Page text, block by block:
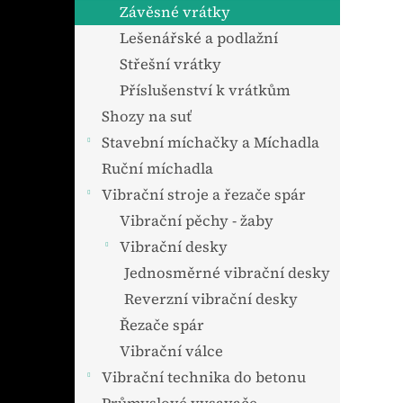
e
Závěsné vrátky
Lešenářské a podlažní
Střešní vrátky
Příslušenství k vrátkům
Shozy na suť
Stavební míchačky a Míchadla
Ruční míchadla
Vibrační stroje a řezače spár
Vibrační pěchy - žaby
Vibrační desky
Jednosměrné vibrační desky
Reverzní vibrační desky
Řezače spár
Vibrační válce
Vibrační technika do betonu